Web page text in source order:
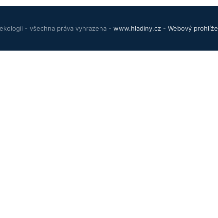
- všechna práva vyhrazena - www.hladiny.cz- Webový